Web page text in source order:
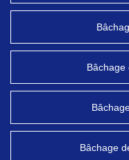
Bâchage
Bâchage